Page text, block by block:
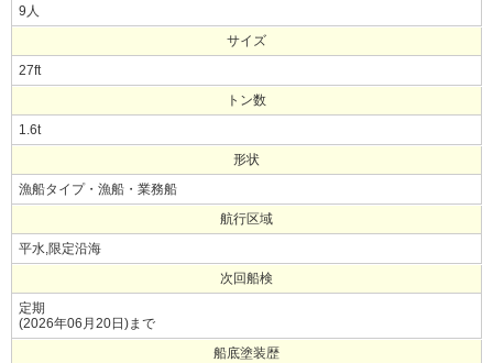
9人
サイズ
27ft
トン数
1.6t
形状
漁船タイプ・漁船・業務船
航行区域
平水,限定沿海
次回船検
定期
(2026年06月20日)まで
船底塗装歴